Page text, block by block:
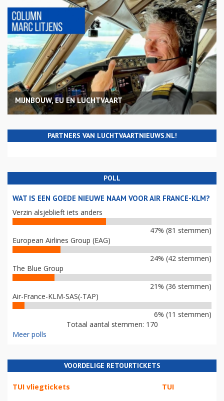
MIJNBOUW, EU EN LUCHTVAART
PARTNERS VAN LUCHTVAARTNIEUWS.NL!
POLL
WAT IS EEN GOEDE NIEUWE NAAM VOOR AIR FRANCE-KLM?
Verzin alsjeblieft iets anders
47% (81 stemmen)
European Airlines Group (EAG)
24% (42 stemmen)
The Blue Group
21% (36 stemmen)
Air-France-KLM-SAS(-TAP)
6% (11 stemmen)
Totaal aantal stemmen: 170
Meer polls
VOORDELIGE RETOURTICKETS
TUI vliegtickets TUI